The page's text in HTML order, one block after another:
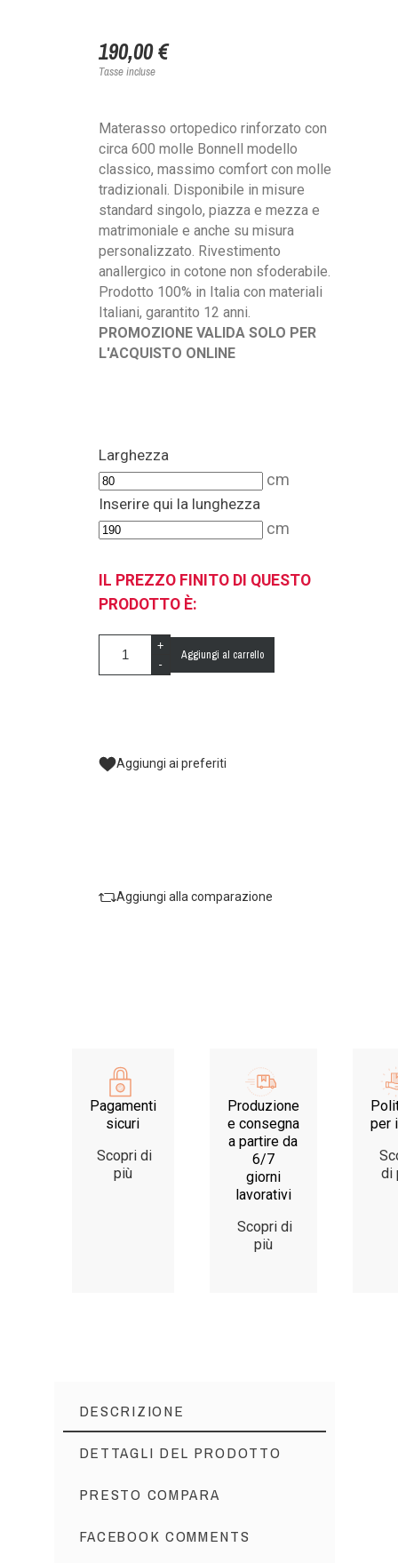
190,00 €
Tasse incluse
Materasso ortopedico rinforzato con
circa 600 molle Bonnell modello
classico, massimo comfort con molle
tradizionali. Disponibile in misure
standard singolo, piazza e mezza e
matrimoniale e anche su misura
personalizzato. Rivestimento
anallergico in cotone non sfoderabile.
Prodotto 100% in Italia con materiali
Italiani, garantito 12 anni.
PROMOZIONE VALIDA SOLO PER
L'ACQUISTO ONLINE
Larghezza
cm
Inserire qui la lunghezza
cm
IL PREZZO FINITO DI QUESTO
PRODOTTO È:
+
-
Aggiungi al carrello
Aggiungi ai preferiti
Aggiungi alla comparazione
Pagamenti
sicuri
Scopri di
più
Produzione
e consegna
a partire da
6/7
giorni
lavorativi
Scopri di
più
per
di
DESCRIZIONE
DETTAGLI DEL PRODOTTO
PRESTO COMPARA
FACEBOOK COMMENTS